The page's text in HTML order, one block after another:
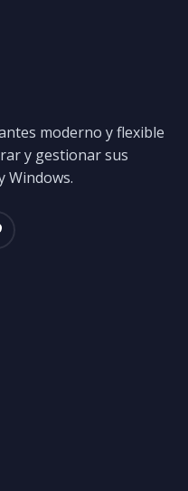
moderno y flexible
y gestionar sus
Windows.